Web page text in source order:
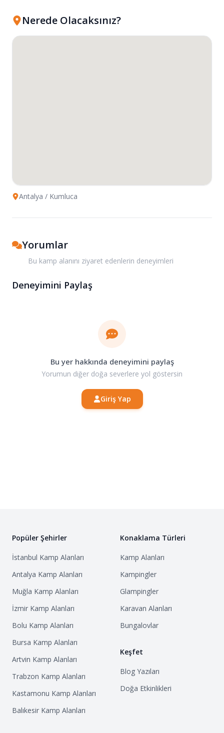
Nerede Olacaksınız?
Antalya / Kumluca
Yorumlar
Bu kamp alanını ziyaret edenlerin deneyimleri
Deneyimini Paylaş
Bu yer hakkında deneyimini paylaş
Yorumun diğer doğa severlere yol göstersin
Giriş Yap
Popüler Şehirler
İstanbul Kamp Alanları
Antalya Kamp Alanları
Muğla Kamp Alanları
İzmir Kamp Alanları
Bolu Kamp Alanları
Bursa Kamp Alanları
Artvin Kamp Alanları
Trabzon Kamp Alanları
Kastamonu Kamp Alanları
Balıkesir Kamp Alanları
Konaklama Türleri
Kamp Alanları
Kampingler
Glampingler
Karavan Alanları
Bungalovlar
Keşfet
Blog Yazıları
Doğa Etkinlikleri